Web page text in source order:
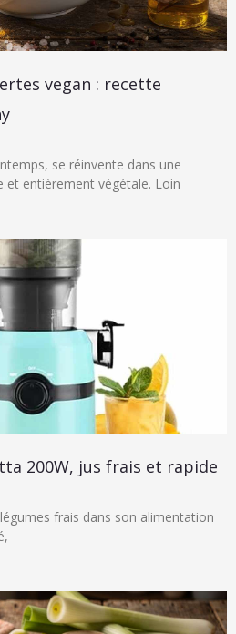
vegan : recette
se réinvente dans une
et entièrement végétale. Loin
200W, jus frais et rapide
frais dans son alimentation